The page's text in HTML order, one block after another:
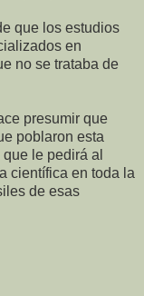
que los estudios
en
no se trataba de
presumir que
poblaron esta
le pedirá al
científica en toda la
de esas